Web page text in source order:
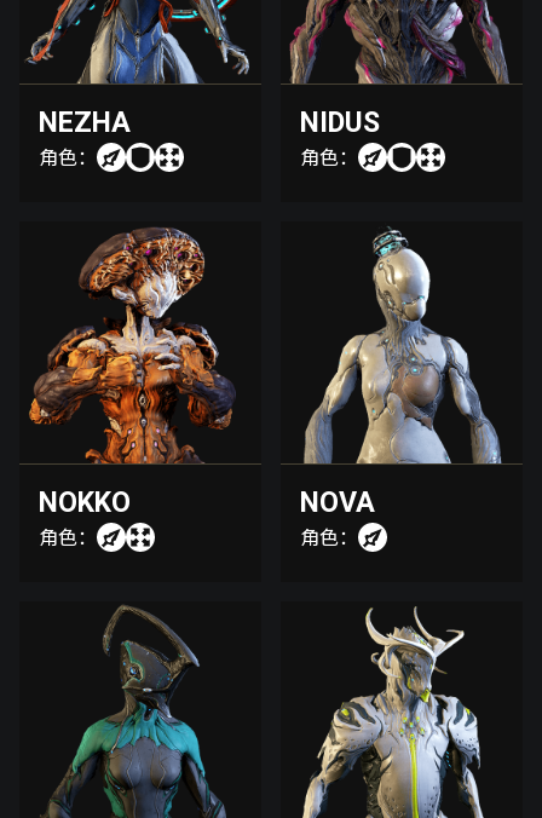
NEZHA
角色：
NIDUS
角色：
NOKKO
角色：
NOVA
角色：